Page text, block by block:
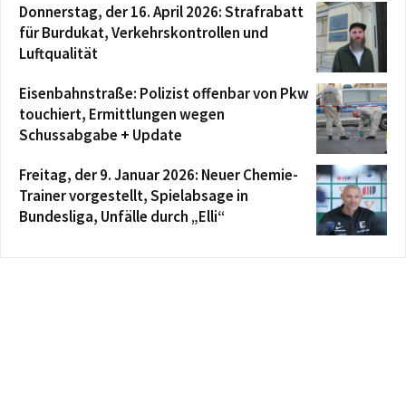
Donnerstag, der 16. April 2026: Strafrabatt
für Burdukat, Verkehrskontrollen und
Luftqualität
Eisenbahnstraße: Polizist offenbar von Pkw
touchiert, Ermittlungen wegen
Schussabgabe + Update
Freitag, der 9. Januar 2026: Neuer Chemie-
Trainer vorgestellt, Spielabsage in
Bundesliga, Unfälle durch „Elli“